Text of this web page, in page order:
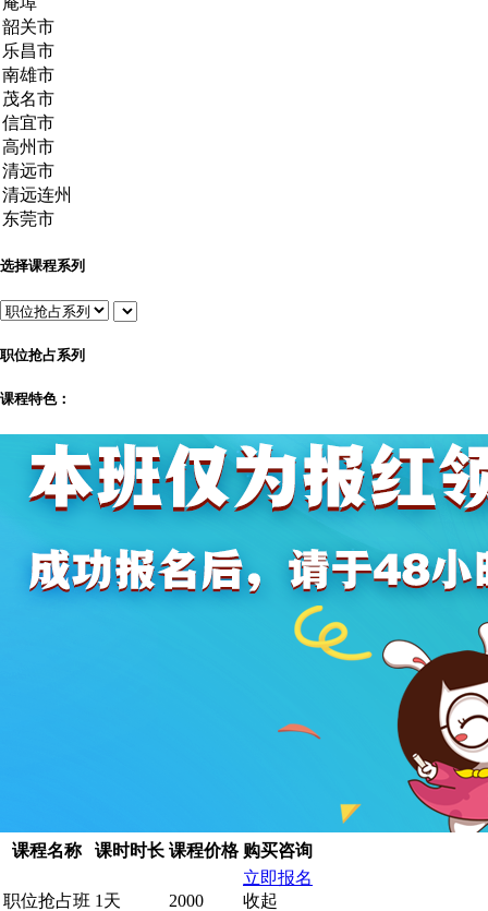
选择课程系列
职位抢占系列
课程特色：
课程名称 课时时长 课程价格 购买咨询
职位抢占班 1天 2000
立即报名
收起